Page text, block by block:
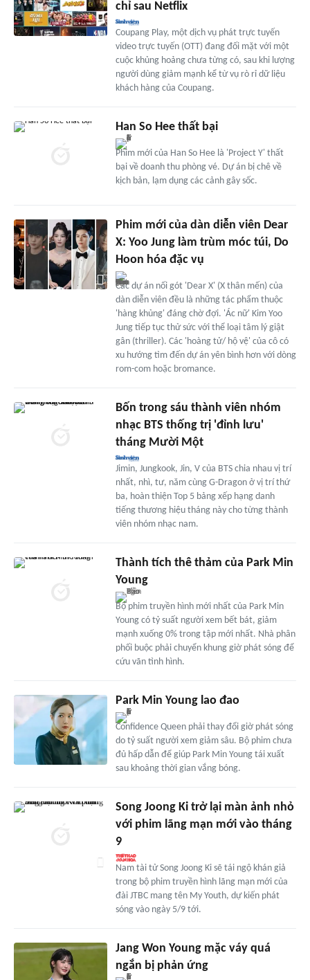
chỉ sau Netflix
Coupang Play, một dịch vụ phát trực tuyến
video trực tuyến (OTT) đang đối mặt với một
cuộc khủng hoảng chưa từng có, sau khi lượng
người dùng giảm mạnh kể từ vụ rò rỉ dữ liệu
khách hàng của Coupang.
Han So Hee thất bại
Phim mới của Han So Hee là 'Project Y' thất
bại về doanh thu phòng vé. Dự án bị chê về
kịch bản, lạm dụng các cảnh gây sốc.
Phim mới của dàn diễn viên Dear
X: Yoo Jung làm trùm móc túi, Do
Hoon hóa đặc vụ
Các dự án nối gót 'Dear X' (X thân mến) của
dàn diễn viên đều là những tác phẩm thuộc
'hàng khủng' đáng chờ đợi. 'Ác nữ' Kim Yoo
Jung tiếp tục thử sức với thể loại tâm lý giật
gân (thriller). Các 'hoàng tử/ hộ vệ' của cô có
xu hướng tìm đến dự án yên bình hơn với dòng
rom-com hoặc bromance.
Bốn trong sáu thành viên nhóm
nhạc BTS thống trị 'đỉnh lưu'
tháng Mười Một
Jimin, Jungkook, Jin, V của BTS chia nhau vị trí
nhất, nhì, tư, năm cùng G-Dragon ở vị trí thứ
ba, hoàn thiện Top 5 bảng xếp hạng danh
tiếng thương hiệu tháng này cho từng thành
viên nhóm nhạc nam.
Thành tích thê thảm của Park Min
Young
Bộ phim truyền hình mới nhất của Park Min
Young có tỷ suất người xem bết bát, giảm
mạnh xuống 0% trong tập mới nhất. Nhà phân
phối buộc phải chuyển khung giờ phát sóng để
cứu vãn tình hình.
Park Min Young lao đao
Confidence Queen phải thay đổi giờ phát sóng
do tỷ suất người xem giảm sâu. Bộ phim chưa
đủ hấp dẫn để giúp Park Min Young tái xuất
sau khoảng thời gian vắng bóng.
Song Joong Ki trở lại màn ảnh nhỏ
với phim lãng mạn mới vào tháng
9
Nam tài tử Song Joong Ki sẽ tái ngộ khán giả
trong bộ phim truyền hình lãng mạn mới của
đài JTBC mang tên My Youth, dự kiến phát
sóng vào ngày 5/9 tới.
Jang Won Young mặc váy quá
ngắn bị phản ứng